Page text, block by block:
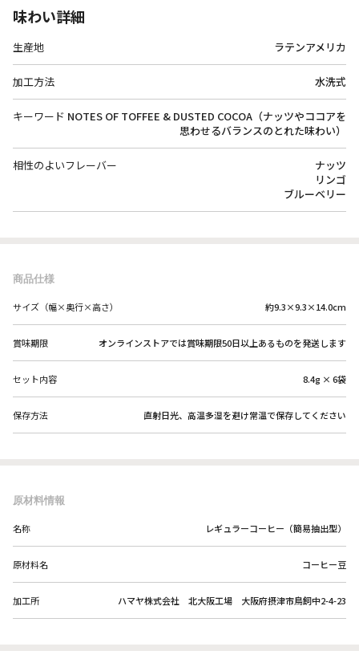
味わい詳細
生産地 ラテンアメリカ
加工方法 水洗式
キーワード NOTES OF TOFFEE & DUSTED COCOA（ナッツやココアを
思わせるバランスのとれた味わい）
相性のよいフレーバー
ナッツ
リンゴ
ブルーベリー
商品仕様
サイズ（幅×奥行×高さ） 約9.3×9.3×14.0cm
賞味期限 オンラインストアでは賞味期限50日以上あるものを発送します
セット内容 8.4g × 6袋
保存方法 直射日光、高温多湿を避け常温で保存してください
原材料情報
名称 レギュラーコーヒー（簡易抽出型）
原材料名 コーヒー豆
加工所 ハマヤ株式会社 北大阪工場 大阪府摂津市鳥飼中2-4-23